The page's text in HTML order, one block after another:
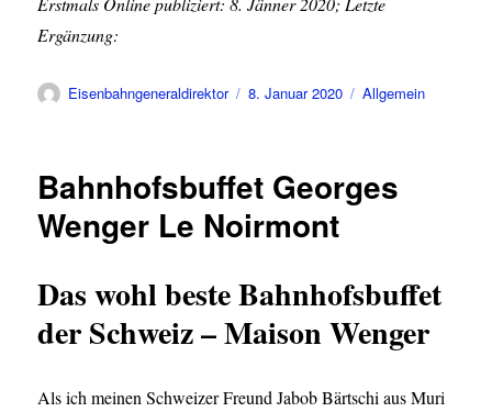
Ergänzung:
Autor
Eisenbahngeneraldirektor
Veröffentlicht
8. Januar 2020 Kategorien
Allgemein
Bahnhofsbuffet Georges
Wenger Le Noirmont
Das wohl beste Bahnhofsbuffet
der Schweiz – Maison Wenger
Als ich meinen Schweizer Freund Jabob Bärtschi aus Muri